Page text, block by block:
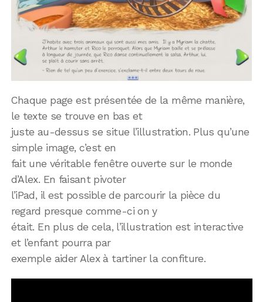
Chaque page est présentée de la même manière,
le texte se trouve en bas et
juste au-dessus se situe l’illustration. Plus qu’une
simple image, c’est en
fait une véritable fenêtre ouverte sur le monde
d’Alex. En faisant pivoter
l’iPad, il est possible de parcourir la pièce du
regard presque comme-ci on y
était. En plus de cela, l’illustration est interactive
et l’enfant pourra par
exemple aider Alex à tartiner la confiture.